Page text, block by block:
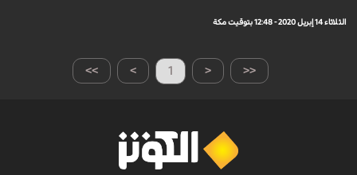
الثلاثاء 14 إبريل 2020 - 12:48 بتوقيت مكة
>> > 1 < <<